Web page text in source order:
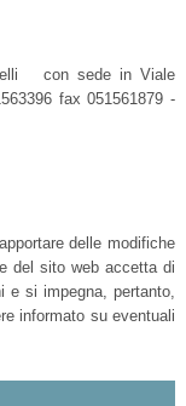
con sede in Viale
fax 051561879 -
delle modifiche
del sito web accetta di
e si impegna, pertanto,
informato su eventuali